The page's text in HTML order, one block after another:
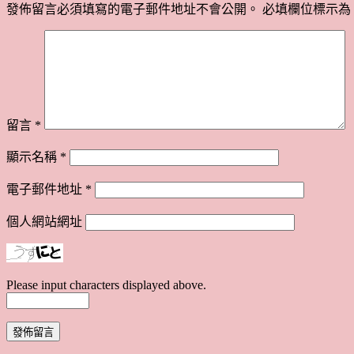
發佈留言必須填寫的電子郵件地址不會公開。 必填欄位標示為
留言 *
顯示名稱 *
電子郵件地址 *
個人網站網址
Please input characters displayed above.